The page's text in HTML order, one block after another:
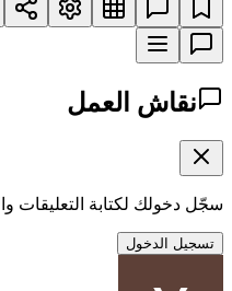
نقاش العمل
سجّل دخولك لكتابة التعليقات
تسجيل الدخول